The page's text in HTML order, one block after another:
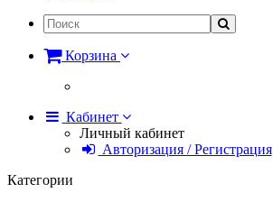
Корзина
Кабинет
Личный кабинет
Авторизация / Регистрация
Категории